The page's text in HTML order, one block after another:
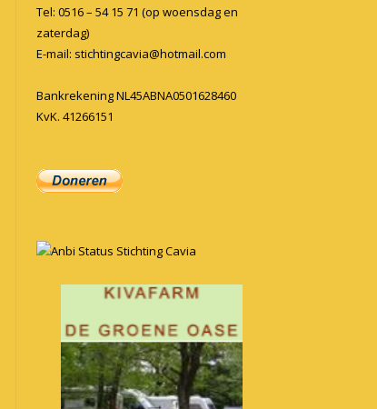
Tel: 0516 – 54 15 71 (op woensdag en
zaterdag)
E-mail: stichtingcavia@hotmail.com
Bankrekening NL45ABNA0501628460
KvK. 41266151
Anbi Status Stichting Cavia